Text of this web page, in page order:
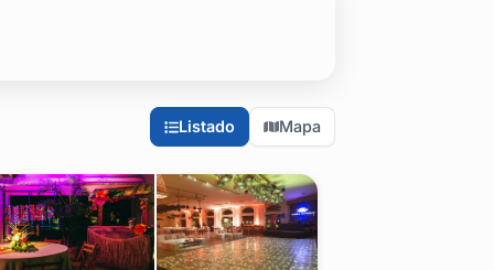
Listado Mapa
eficiencia logística.
opciones de estilo más rústico y campestre que
necesaria para asegurar que tu evento —ya sea
para elegir el lugar ideal.